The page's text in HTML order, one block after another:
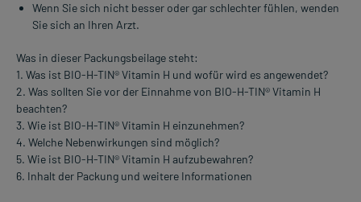
Wenn Sie sich nicht besser oder gar schlechter fühlen, wenden
Sie sich an Ihren Arzt.
Was in dieser Packungsbeilage steht:
1. Was ist BIO-H-TIN® Vitamin H und wofür wird es angewendet?
2. Was sollten Sie vor der Einnahme von BIO-H-TIN® Vitamin H
beachten?
3. Wie ist BIO-H-TIN® Vitamin H einzunehmen?
4. Welche Nebenwirkungen sind möglich?
5. Wie ist BIO-H-TIN® Vitamin H aufzubewahren?
6. Inhalt der Packung und weitere Informationen